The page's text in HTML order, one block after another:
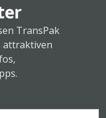
TransPak
attraktiven